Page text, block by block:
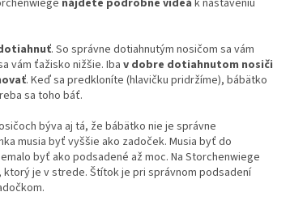
. So správne dotiahnutým nosičom sa vám
vám ťažisko nižšie. Iba v dobre dotiahnutom nosiči
. Keď sa predkloníte (hlavičku pridržíme), bábätko
sa toho báť.
býva aj tá, že bábätko nie je správne
musia byť vyššie ako zadoček. Musia byť do
byť ako podsadené až moc. Na Storchenwiege
je v strede. Štítok je pri správnom podsadení